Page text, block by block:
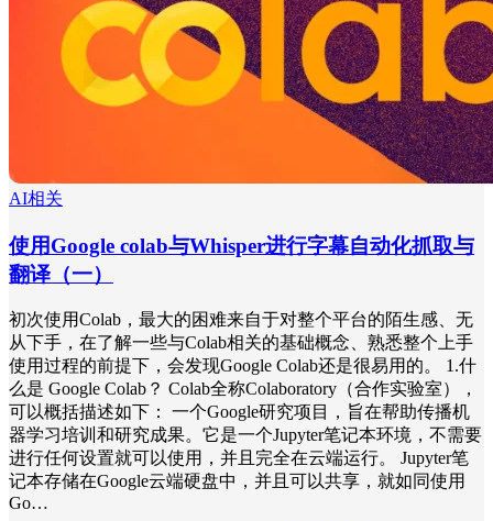
AI相关
使用Google colab与Whisper进行字幕自动化抓取与
翻译（一）
初次使用Colab，最大的困难来自于对整个平台的陌生感、无
从下手，在了解一些与Colab相关的基础概念、熟悉整个上手
使用过程的前提下，会发现Google Colab还是很易用的。 1.什
么是 Google Colab？ Colab全称Colaboratory（合作实验室），
可以概括描述如下： 一个Google研究项目，旨在帮助传播机
器学习培训和研究成果。它是一个Jupyter笔记本环境，不需要
进行任何设置就可以使用，并且完全在云端运行。 Jupyter笔
记本存储在Google云端硬盘中，并且可以共享，就如同使用
Go…